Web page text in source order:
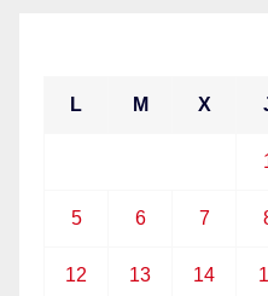
L M X
5 6 7
12 13 14